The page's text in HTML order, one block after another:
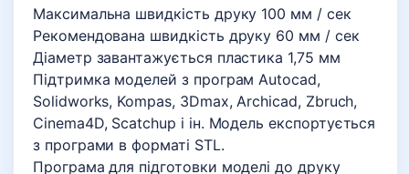
Максимальна швидкість друку 100 мм / сек
Рекомендована швидкість друку 60 мм / сек
Діаметр завантажується пластика 1,75 мм
Підтримка моделей з програм Autocad,
Solidworks, Kompas, 3Dmax, Archicad, Zbruch,
Cinema4D, Scatchup і ін. Модель експортується
з програми в форматі STL.
Програма для підготовки моделі до друку